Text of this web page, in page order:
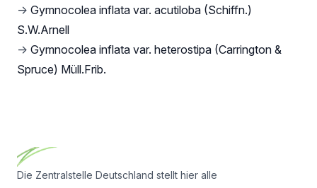
→ Gymnocolea inflata var. acutiloba (Schiffn.)
S.W.Arnell
→ Gymnocolea inflata var. heterostipa (Carrington &
Spruce) Müll.Frib.
Die Zentralstelle Deutschland stellt hier alle